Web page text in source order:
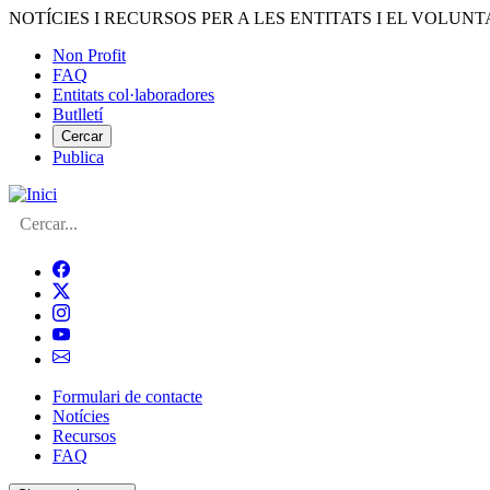
Vés
contingut
NOTÍCIES I RECURSOS PER A LES ENTITATS I EL
Menú
del
compte
d'usuari
Non Profit
FAQ
Entitats col·laboradores
Butlletí
Cercar
Publica
Cerca
Navegació
principal
de
Formulari de contacte
Notícies
Recursos
FAQ